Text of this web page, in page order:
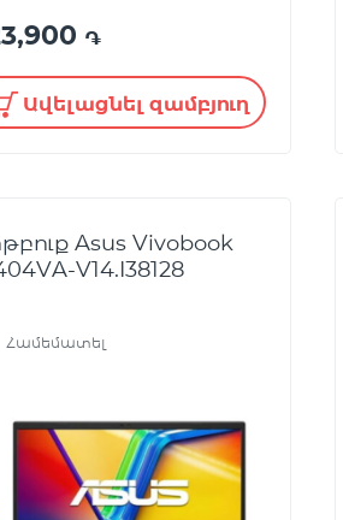
֏
Ավելացնել զամբյուղ
Asus Vivobook
V14.I38128
Համեմատել